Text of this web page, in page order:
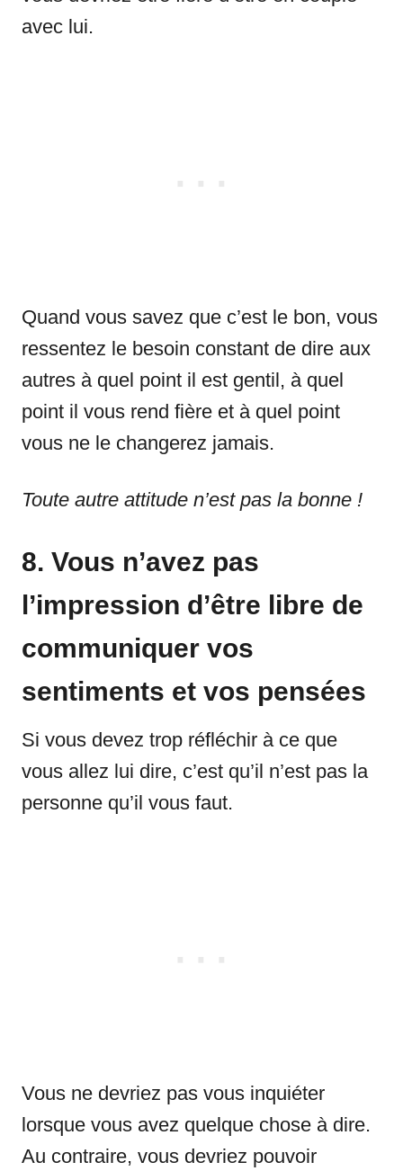
avec lui.
Quand vous savez que c’est le bon, vous
ressentez le besoin constant de dire aux
autres à quel point il est gentil, à quel
point il vous rend fière et à quel point
vous ne le changerez jamais.
Toute autre attitude n’est pas la bonne !
8. Vous n’avez pas
l’impression d’être libre de
communiquer vos
sentiments et vos pensées
Si vous devez trop réfléchir à ce que
vous allez lui dire, c’est qu’il n’est pas la
personne qu’il vous faut.
Vous ne devriez pas vous inquiéter
lorsque vous avez quelque chose à dire.
Au contraire, vous devriez pouvoir